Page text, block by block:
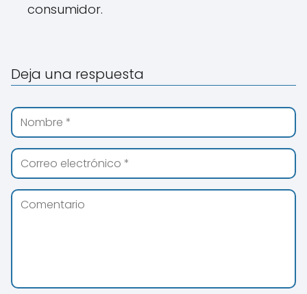
consumidor.
Deja una respuesta